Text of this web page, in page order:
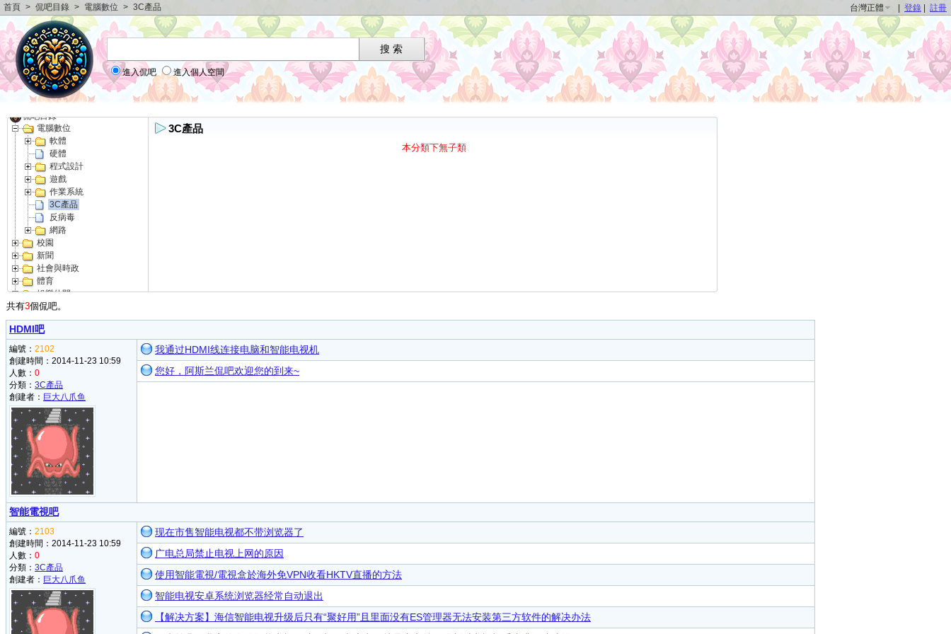
首頁 > 侃吧目錄 > 電腦數位 > 3C產品 台灣正體 登錄 註冊
進入侃吧 進入個人空間
侃吧目錄
電腦數位
軟體
硬體
程式設計
遊戲
作業系統
3C產品
反病毒
網路
校園
新聞
社會與時政
體育
娛樂休閑
文化娛樂
商業與金融
人文話題
自然科學
家居
健康
國家和地區
其他
社群服務
3C產品
本分類下無子類
共有3個侃吧。
HDMI吧
編號： 2102
創建時間：2014-11-23 10:59
人數： 0
分類： 3C產品
創建者： 巨大八爪鱼
我通过HDMI线连接电脑和智能电视机
您好，阿斯兰侃吧欢迎您的到来~
智能電視吧
編號： 2103
創建時間：2014-11-23 10:59
人數： 0
分類： 3C產品
創建者： 巨大八爪鱼
现在市售智能电视都不带浏览器了
广电总局禁止电视上网的原因
使用智能電視/電視盒於海外免VPN收看HKTV直播的方法
智能电视安卓系统浏览器经常自动退出
【解决方案】海信智能电视升级后只有“聚好用”且里面没有ES管理器无法安装第三方软件的解决办法